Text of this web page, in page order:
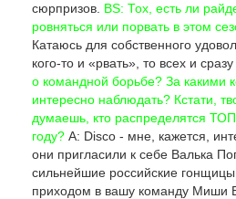
сюрпризов. BS: Тох, есть ли
ровняться или порвать в этом
Катаюсь для собственного
кого-то и «рвать», то всех и сразу
о командной борьбе? За какими
интересно наблюдать? Кстати,
думаешь, кто распределятся
году? А: Disco - мне, кажется,
они пригласили к себе Валька
сильнейшие российские
приходом в вашу команду Миши